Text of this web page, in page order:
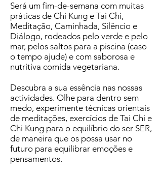
Será um fim-de-semana com muitas
práticas de Chi Kung e Tai Chi,
Meditação, Caminhada, Silêncio e
Diálogo, rodeados pelo verde e pelo
mar, pelos saltos para a piscina (caso
o tempo ajude) e com saborosa e
nutritiva comida vegetariana.
Descubra a sua essência nas nossas
actividades. Olhe para dentro sem
medo, experimente técnicas orientais
de meditações, exercícios de Tai Chi e
Chi Kung para o equilíbrio do ser SER,
de maneira que os possa usar no
futuro para equilibrar emoções e
pensamentos.